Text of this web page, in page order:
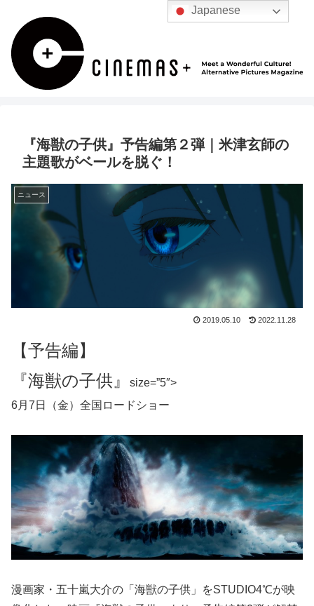
『海獣の子供』予告編第２弾｜米津玄師の
主題歌がベールを脱ぐ！
ニュース
2019.05.10 2022.11.28
【予告編】
『海獣の子供』
size=”5″>
6月7日（金）全国ロードショー
漫画家・五十嵐大介の「海獣の子供」をSTUDIO4℃が映
Japanese